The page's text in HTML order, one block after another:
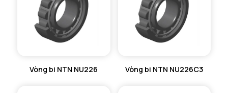
Vòng bi NTN NU226 Vòng bi NTN NU226C3